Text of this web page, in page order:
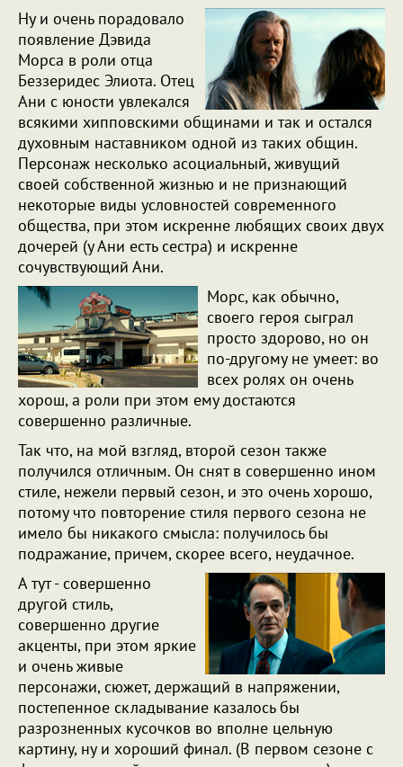
Ну и очень порадовало
появление Дэвида
Морса в роли отца
Беззеридес Элиота. Отец
Ани с юности увлекался
всякими хипповскими общинами и так и остался
духовным наставником одной из таких общин.
Персонаж несколько асоциальный, живущий
своей собственной жизнью и не признающий
некоторые виды условностей современного
общества, при этом искренне любящих своих двух
дочерей (у Ани есть сестра) и искренне
сочувствующий Ани.
Морс, как обычно,
своего героя сыграл
просто здорово, но он
по-другому не умеет: во
всех ролях он очень
хорош, а роли при этом ему достаются
совершенно различные.
Так что, на мой взгляд, второй сезон также
получился отличным. Он снят в совершенно ином
стиле, нежели первый сезон, и это очень хорошо,
потому что повторение стиля первого сезона не
имело бы никакого смысла: получилось бы
подражание, причем, скорее всего, неудачное.
А тут - совершенно
другой стиль,
совершенно другие
акценты, при этом яркие
и очень живые
персонажи, сюжет, держащий в напряжении,
постепенное складывание казалось бы
разрозненных кусочков во вполне цельную
картину, ну и хороший финал. (В первом сезоне с